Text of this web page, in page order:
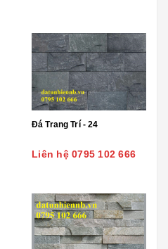
Đá Trang Trí - 24
Liên hệ 0795 102 666